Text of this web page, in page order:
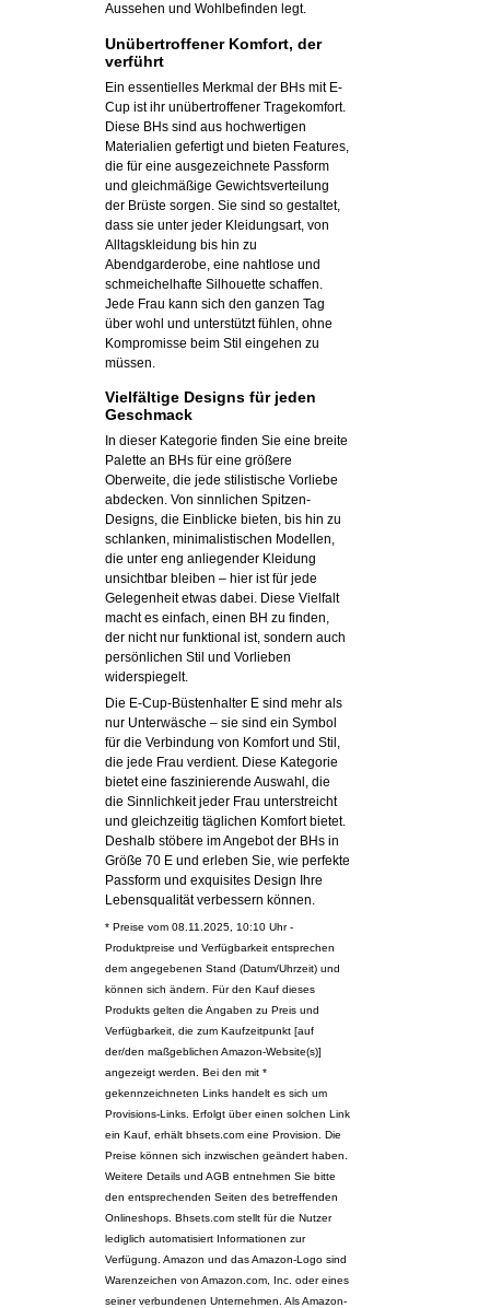
Aussehen und Wohlbefinden legt.
Unübertroffener Komfort, der
verführt
Ein essentielles Merkmal der BHs mit E-
Cup ist ihr unübertroffener Tragekomfort.
Diese BHs sind aus hochwertigen
Materialien gefertigt und bieten Features,
die für eine ausgezeichnete Passform
und gleichmäßige Gewichtsverteilung
der Brüste sorgen. Sie sind so gestaltet,
dass sie unter jeder Kleidungsart, von
Alltagskleidung bis hin zu
Abendgarderobe, eine nahtlose und
schmeichelhafte Silhouette schaffen.
Jede Frau kann sich den ganzen Tag
über wohl und unterstützt fühlen, ohne
Kompromisse beim Stil eingehen zu
müssen.
Vielfältige Designs für jeden
Geschmack
In dieser Kategorie finden Sie eine breite
Palette an BHs für eine größere
Oberweite, die jede stilistische Vorliebe
abdecken. Von sinnlichen Spitzen-
Designs, die Einblicke bieten, bis hin zu
schlanken, minimalistischen Modellen,
die unter eng anliegender Kleidung
unsichtbar bleiben – hier ist für jede
Gelegenheit etwas dabei. Diese Vielfalt
macht es einfach, einen BH zu finden,
der nicht nur funktional ist, sondern auch
persönlichen Stil und Vorlieben
widerspiegelt.
Die E-Cup-Büstenhalter E sind mehr als
nur Unterwäsche – sie sind ein Symbol
für die Verbindung von Komfort und Stil,
die jede Frau verdient. Diese Kategorie
bietet eine faszinierende Auswahl, die
die Sinnlichkeit jeder Frau unterstreicht
und gleichzeitig täglichen Komfort bietet.
Deshalb stöbere im Angebot der BHs in
Größe 70 E und erleben Sie, wie perfekte
Passform und exquisites Design Ihre
Lebensqualität verbessern können.
* Preise vom 08.11.2025, 10:10 Uhr -
Produktpreise und Verfügbarkeit entsprechen
dem angegebenen Stand (Datum/Uhrzeit) und
können sich ändern. Für den Kauf dieses
Produkts gelten die Angaben zu Preis und
Verfügbarkeit, die zum Kaufzeitpunkt [auf
der/den maßgeblichen Amazon-Website(s)]
angezeigt werden. Bei den mit *
gekennzeichneten Links handelt es sich um
Provisions-Links. Erfolgt über einen solchen Link
ein Kauf, erhält bhsets.com eine Provision. Die
Preise können sich inzwischen geändert haben.
Weitere Details und AGB entnehmen Sie bitte
den entsprechenden Seiten des betreffenden
Onlineshops. Bhsets.com stellt für die Nutzer
lediglich automatisiert Informationen zur
Verfügung. Amazon und das Amazon-Logo sind
Warenzeichen von Amazon.com, Inc. oder eines
seiner verbundenen Unternehmen. Als Amazon-